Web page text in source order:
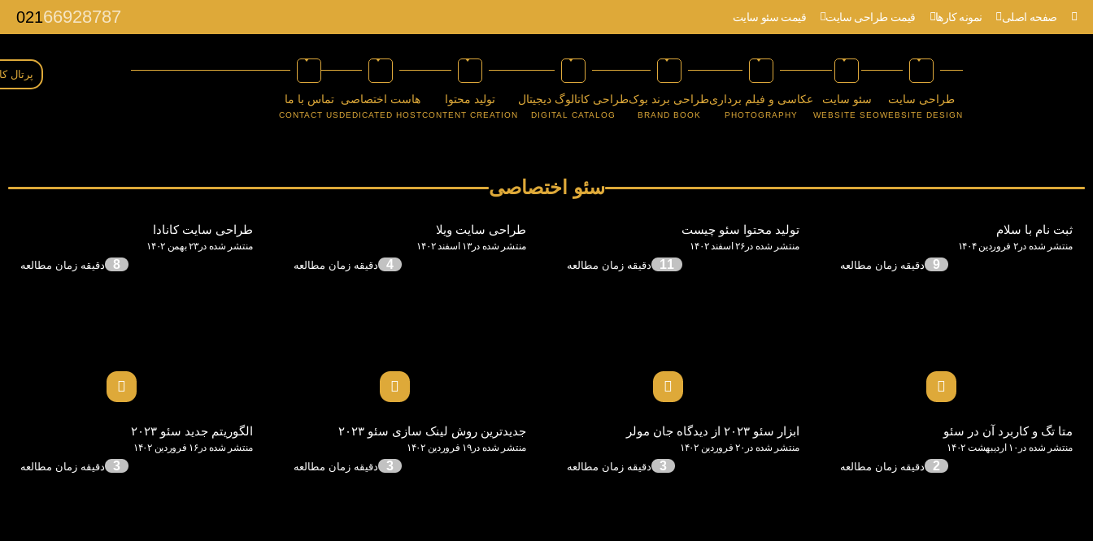
صفحه اصلی نمونه کارها قیمت طراحی سایت قیمت سئو سایت 02166928787
طراحی سایت
WEBSITE DESIGN
سئو سایت
WEBSITE SEO
عکاسی و فیلم برداری
PHOTOGRAPHY
طراحی برند بوک
BRAND BOOK
طراحی کاتالوگ دیجیتال
DIGITAL CATALOG
تولید محتوا
CONTENT CREATION
هاست اختصاصی
DEDICATED HOST
تماس با ما
CONTACT US
پرتال
سئو اختصاصی
ثبت نام با سلام
منتشر شده در۲ فروردین ۱۴۰۴
9
تولید محتوا سئو چیست
منتشر شده در۲۶ اسفند ۱۴۰۲
11
طراحی سایت ویلا
منتشر شده در۱۳ اسفند ۱۴۰۲
4
طراحی سایت کانادا
منتشر شده در۲۳ بهمن ۱۴۰۲
8
متا تگ و کاربرد آن در سئو
منتشر شده در۱۰ اردیبهشت ۱۴۰۲
2
ابزار سئو ۲۰۲۳ از دیدگاه جان مولر
منتشر شده در۲۰ فروردین ۱۴۰۲
3
جدیدترین روش لینک سازی سئو ۲۰۲۳
منتشر شده در۱۹ فروردین ۱۴۰۲
3
الگوریتم جدید سئو ۲۰۲۳
منتشر شده در۱۶ فروردین ۱۴۰۲
3